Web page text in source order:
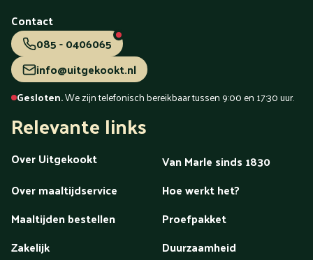
Contact
085 - 0406065
info@uitgekookt.nl
Gesloten.We zijn telefonisch bereikbaar tussen 9:00 en 17:30 uur.
Relevante links
Over Uitgekookt
Van Marle sinds 1830
Over maaltijdservice
Hoe werkt het?
Maaltijden bestellen
Proefpakket
Zakelijk
Duurzaamheid